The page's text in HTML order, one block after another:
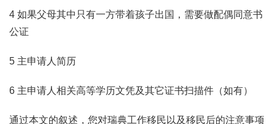
4 如果父母其中只有一方带着孩子出国，需要做配偶同意书
公证
5 主申请人简历
6 主申请人相关高等学历文凭及其它证书扫描件（如有）
通过本文的叙述，您对瑞典工作移民以及移民后的注意事项